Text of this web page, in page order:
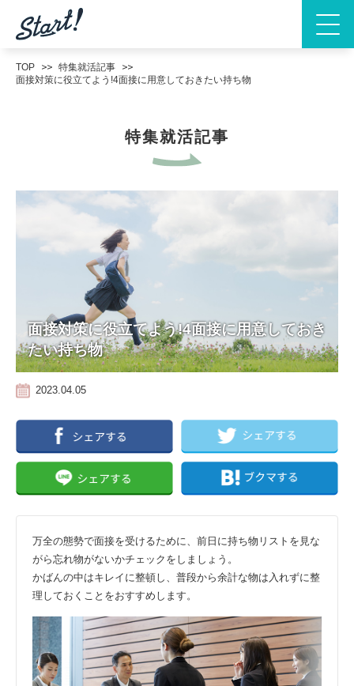
TOP
特集就活記事
面接対策に役立てよう!4面接に用意しておきたい持ち物
特集就活記事
面接対策に役立てよう!4面接に用意しておき
たい持ち物
2023.04.05
万全の態勢で面接を受けるために、前日に持ち物リストを見な
がら忘れ物がないかチェックをしましょう。
かばんの中はキレイに整頓し、普段から余計な物は入れずに整
理しておくことをおすすめします。